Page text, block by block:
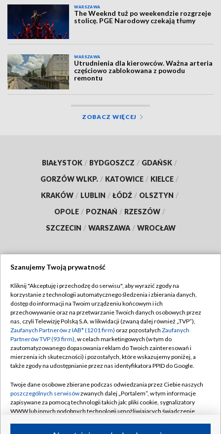
WARSZAWA
The Weeknd tuż po weekendzie rozgrzeje
stolicę. PGE Narodowy czekają tłumy
WARSZAWA
Utrudnienia dla kierowców. Ważna arteria
częściowo zablokowana z powodu
remontu
ZOBACZ WIĘCEJ
BIAŁYSTOK / BYDGOSZCZ / GDAŃSK /
GORZÓW WLKP. / KATOWICE / KIELCE /
KRAKÓW / LUBLIN / ŁÓDŹ / OLSZTYN /
OPOLE / POZNAŃ / RZESZÓW /
SZCZECIN / WARSZAWA / WROCŁAW
TVP
Abonament TVP
Emisja w TVP
Centrum informacji TVP
Naziemna Telewizja Cyfrowa
Rada Programowa
System NOS
Informacje o nadawcy
Regulamin TVP
Polityka prywatności
Moje zgody
Pomoc
Kontakt
Kanały
Szanujemy Twoją prywatność
Kliknij "Akceptuję i przechodzę do serwisu", aby wyrazić zgody na
korzystanie z technologii automatycznego śledzenia i zbierania danych,
dostęp do informacji na Twoim urządzeniu końcowym i ich
przechowywanie oraz na przetwarzanie Twoich danych osobowych przez
nas, czyli Telewizję Polską S.A. w likwidacji (zwaną dalej również „TVP”),
Zaufanych Partnerów z IAB* (1201 firm) oraz pozostałych Zaufanych
Partnerów TVP (93 firm), w celach marketingowych (w tym do
zautomatyzowanego dopasowania reklam do Twoich zainteresowań i
mierzenia ich skuteczności) i pozostałych, które wskazujemy poniżej, a
także zgody na udostępnianie przez nas identyfikatora PPID do Google.
Twoje dane osobowe zbierane podczas odwiedzania przez Ciebie naszych
poszczególnych serwisówzwanych dalej „Portalem”, w tym informacje
zapisywane za pomocą technologii takich jak: pliki cookie, sygnalizatory
WWW lub innych podobnych technologii umożliwiających świadczenie